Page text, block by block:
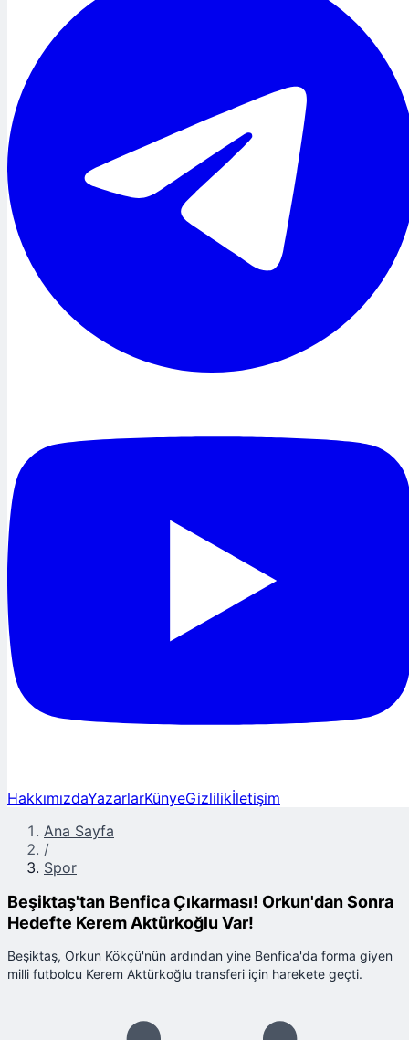
HakkımızdaYazarlarKünyeGizlilikİletişim
Ana Sayfa
/
Spor
Beşiktaş'tan Benfica Çıkarması! Orkun'dan Sonra
Hedefte Kerem Aktürkoğlu Var!
Beşiktaş, Orkun Kökçü'nün ardından yine Benfica'da forma giyen
milli futbolcu Kerem Aktürkoğlu transferi için harekete geçti.